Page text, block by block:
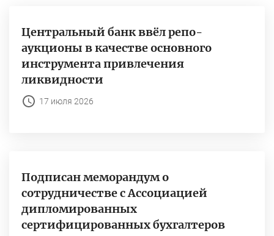
Центральный банк ввёл репо-
аукционы в качестве основного
инструмента привлечения
ликвидности
17 июля 2026
Подписан меморандум о
сотрудничестве с Ассоциацией
дипломированных
сертифицированных бухгалтеров